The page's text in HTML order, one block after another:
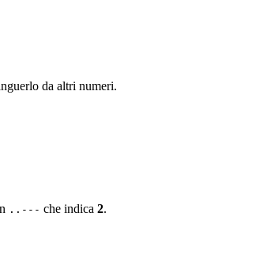
da altri numeri.
..--- che indica 2.